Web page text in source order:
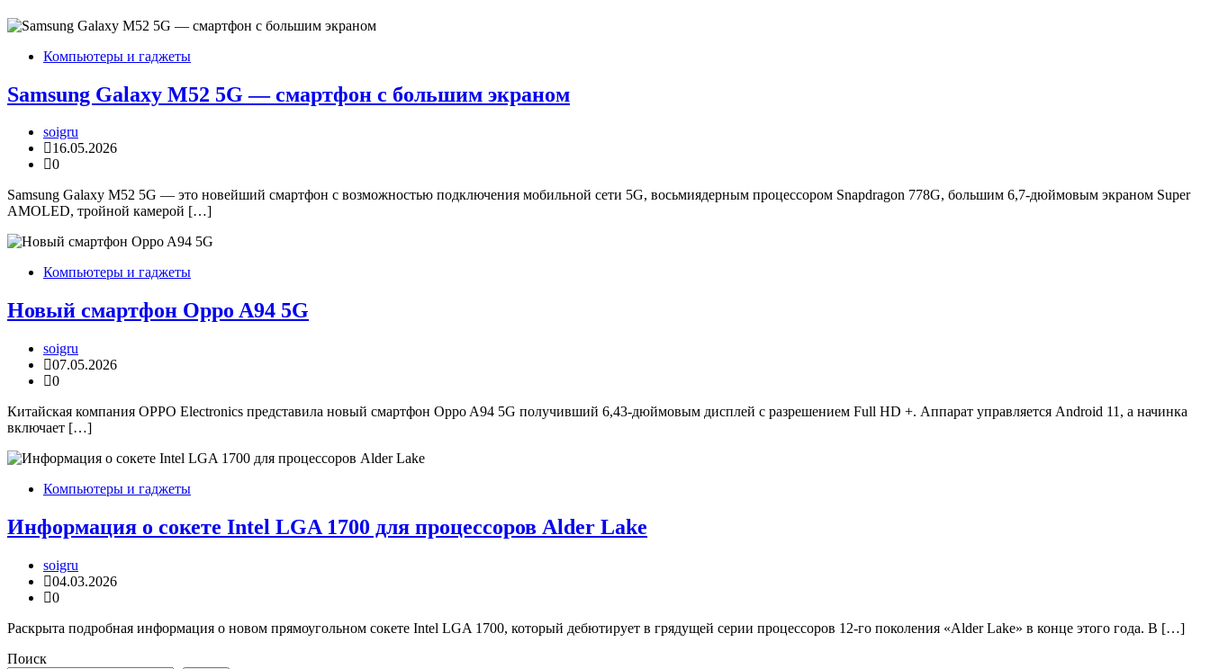
Компьютеры и гаджеты
Samsung Galaxy M52 5G — смартфон с большим экраном
soigru
16.05.2026
0
Samsung Galaxy M52 5G — это новейший смартфон с возможностью подключения мобильной сети 5G, восьмиядерным процессором Snapdragon 778G, большим 6,7-дюймовым экраном Super
AMOLED, тройной камерой […]
Компьютеры и гаджеты
Новый смартфон Oppo A94 5G
soigru
07.05.2026
0
Китайская компания OPPO Electronics представила новый смартфон Oppo A94 5G получивший 6,43-дюймовым дисплей с разрешением Full HD +. Аппарат управляется Android 11, а начинка
включает […]
Компьютеры и гаджеты
Информация о сокете Intel LGA 1700 для процессоров Alder Lake
soigru
04.03.2026
0
Раскрыта подробная информация о новом прямоугольном сокете Intel LGA 1700, который дебютирует в грядущей серии процессоров 12-го поколения «Alder Lake» в конце этого года. В […]
Поиск